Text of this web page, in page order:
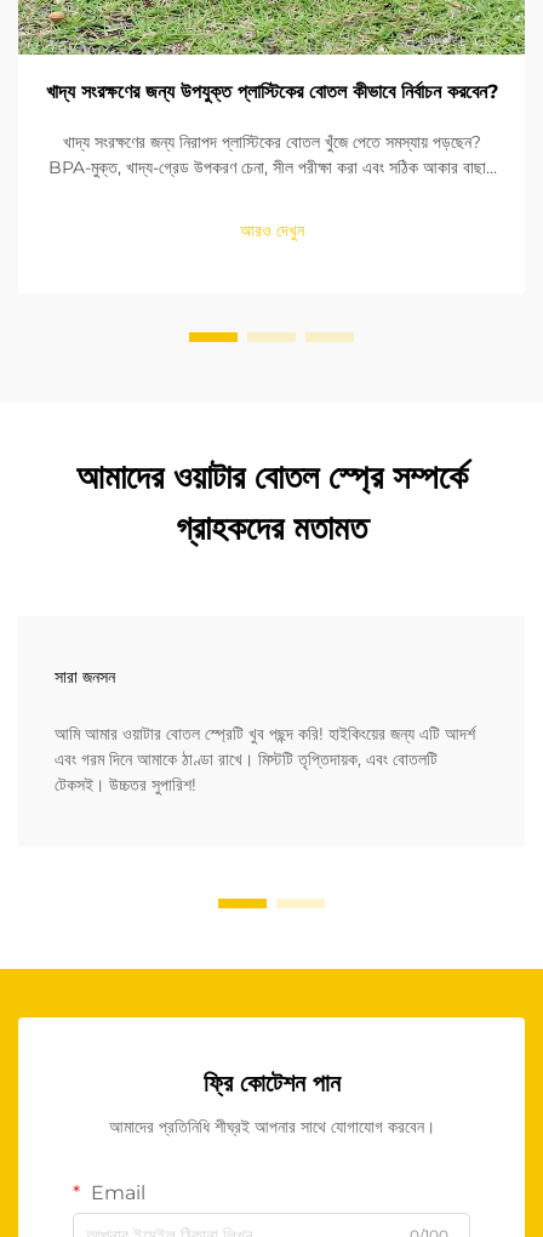
খাদ্য সংরক্ষণের জন্য উপযুক্ত প্লাস্টিকের বোতল কীভাবে নির্বাচন করবেন?
খাদ্য সংরক্ষণের জন্য নিরাপদ প্লাস্টিকের বোতল খুঁজে পেতে সমস্যায় পড়ছেন?
BPA-মুক্ত, খাদ্য-গ্রেড উপকরণ চেনা, সীল পরীক্ষা করা এবং সঠিক আকার বাছাই
আরও দেখুন
আমাদের ওয়াটার বোতল স্প্রে সম্পর্কে
গ্রাহকদের মতামত
সারা জনসন
আমি আমার ওয়াটার বোতল স্প্রেটি খুব পছন্দ করি! হাইকিংয়ের জন্য এটি আদর্শ
এবং গরম দিনে আমাকে ঠাণ্ডা রাখে। মিস্টটি তৃপ্তিদায়ক, এবং বোতলটি
টেকসই। উচ্চতর সুপারিশ!
ফ্রি কোটেশন পান
আমাদের প্রতিনিধি শীঘ্রই আপনার সাথে যোগাযোগ করবেন।
Email